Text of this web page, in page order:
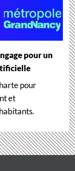
pour un
pour
et